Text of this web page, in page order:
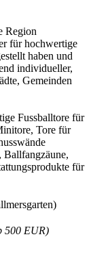
Region
für hochwertige
haben und
individueller,
Gemeinden
Fussballtore für
Tore für
Ballfangzäune,
für
500 EUR)